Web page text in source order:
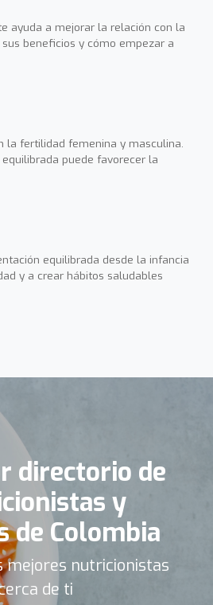
ayuda a mejorar la relación con la
beneficios y cómo empezar a
la fertilidad femenina y masculina.
puede favorecer la
equilibrada desde la infancia
y a crear hábitos saludables
directorio de
y
de Colombia
mejores nutricionistas
de ti